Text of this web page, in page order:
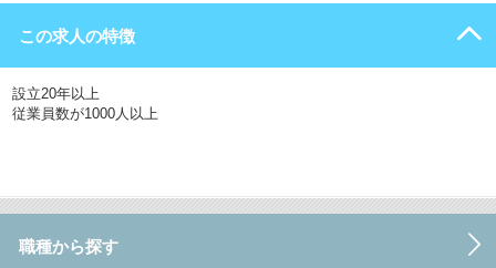
この求人の特徴
設立20年以上
従業員数が1000人以上
職種から探す